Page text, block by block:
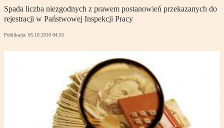
Spada liczba niezgodnych z prawem postanowień przekazanych do
rejestracji w Państwowej Inspekcji Pracy
Publikacja: 05.10.2010 04:55